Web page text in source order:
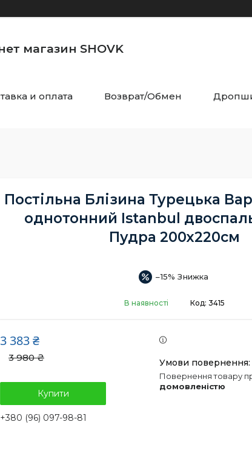
магазин SHOVK
и оплата Возврат/Обмен
Постільна Блізина Турецька
однотонний Istanbul
Пудра 200х220см
–15%
В наявності Код: 3415
3 980 ₴
3 383 ₴
Купити
+380 (96) 097-98-81
повернення товару
домовленістю